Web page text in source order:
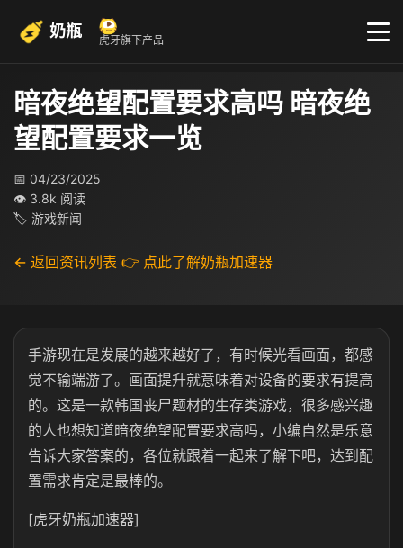
奶瓶 虎牙旗下产品
暗夜绝望配置要求高吗 暗夜绝
望配置要求一览
📅 04/23/2025
👁 3.8k 阅读
🏷 游戏新闻
← 返回资讯列表 👉 点此了解奶瓶加速器
手游现在是发展的越来越好了，有时候光看画面，都感
觉不输端游了。画面提升就意味着对设备的要求有提高
的。这是一款韩国丧尸题材的生存类游戏，很多感兴趣
的人也想知道暗夜绝望配置要求高吗，小编自然是乐意
告诉大家答案的，各位就跟着一起来了解下吧，达到配
置需求肯定是最棒的。
[虎牙奶瓶加速器]